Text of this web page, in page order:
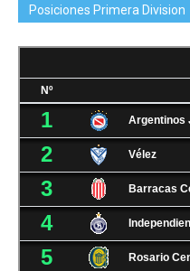
Posiciones Primera Division